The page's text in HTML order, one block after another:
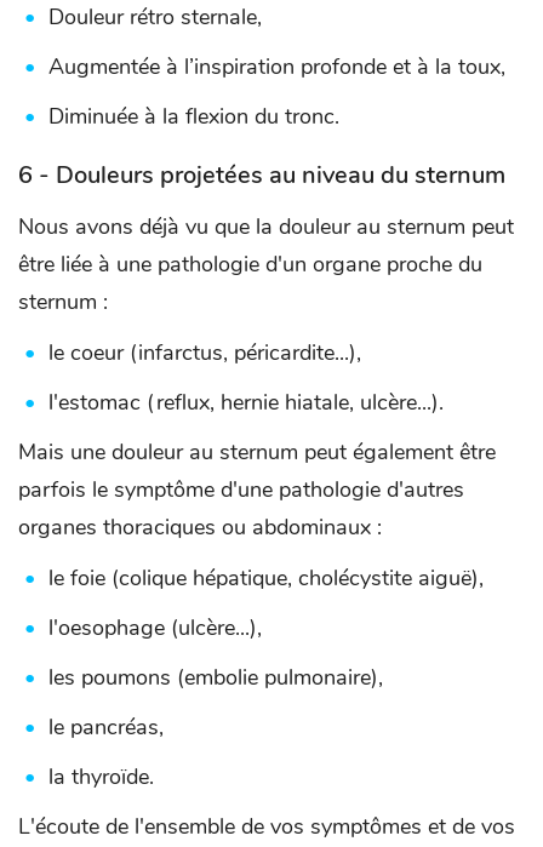
Douleur rétro sternale,
Augmentée à l’inspiration profonde et à la toux,
Diminuée à la flexion du tronc.
6 - Douleurs projetées au niveau du sternum
Nous avons déjà vu que la douleur au sternum peut
être liée à une pathologie d'un organe proche du
sternum :
le coeur (infarctus, péricardite...),
l'estomac (reflux, hernie hiatale, ulcère...).
Mais une douleur au sternum peut également être
parfois le symptôme d'une pathologie d'autres
organes thoraciques ou abdominaux :
le foie (colique hépatique, cholécystite aiguë),
l'oesophage (ulcère...),
les poumons (embolie pulmonaire),
le pancréas,
la thyroïde.
L'écoute de l'ensemble de vos symptômes et de vos